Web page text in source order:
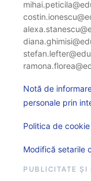
Notă de
personale prin
Politica de cookie
Modifică setarile
PUBLICITATE ȘI